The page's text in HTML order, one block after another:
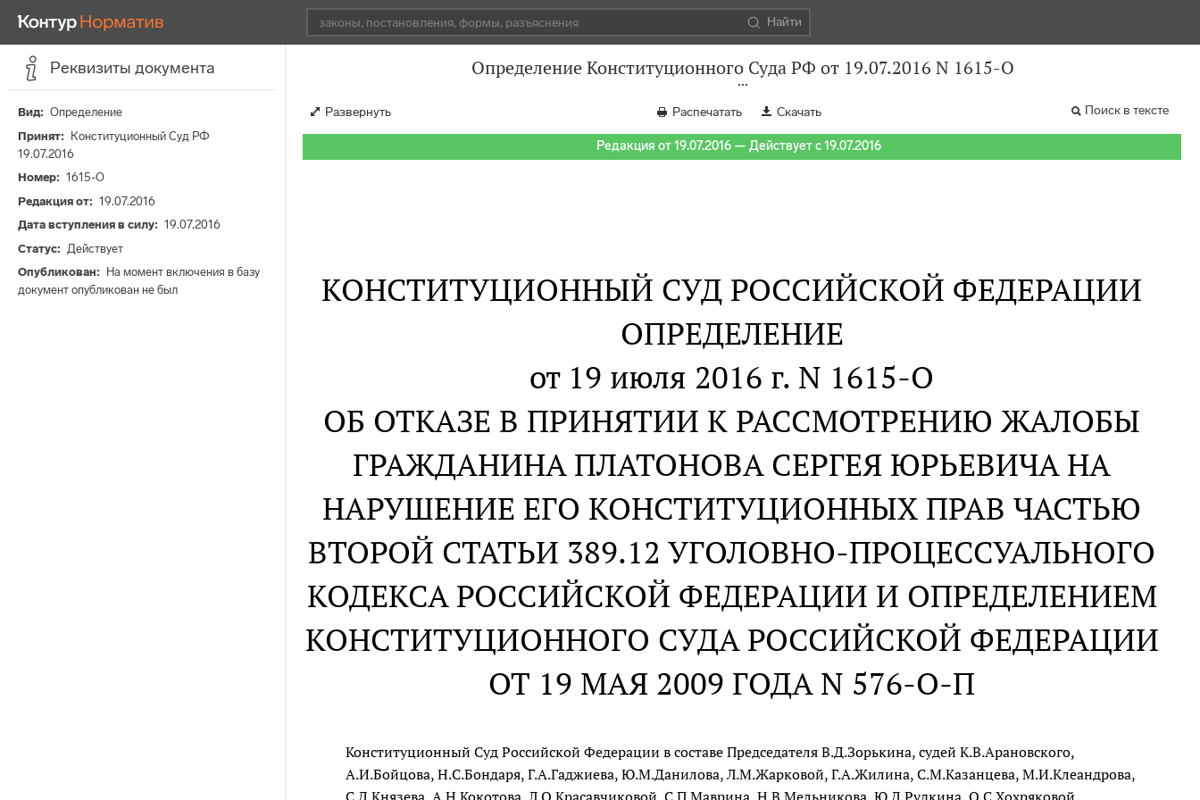
Найти
Реквизиты документа
Вид
Определение
Принят
Конституционный Суд РФ
19.07.2016
Номер
1615-О
Редакция от
19.07.2016
Дата вступления в силу
19.07.2016
Статус
Действует
Опубликован
На момент включения в базу
документ опубликован не был
Определение Конституционного Суда РФ от 19.07.2016 N 1615-О
Развернуть Распечатать Скачать Поиск в тексте
Редакция от 19.07.2016 — Действует с 19.07.2016
КОНСТИТУЦИОННЫЙ СУД РОССИЙСКОЙ ФЕДЕРАЦИИ
ОПРЕДЕЛЕНИЕ
от 19 июля 2016 г. N 1615-О
ОБ ОТКАЗЕ В ПРИНЯТИИ К РАССМОТРЕНИЮ ЖАЛОБЫ
ГРАЖДАНИНА ПЛАТОНОВА СЕРГЕЯ ЮРЬЕВИЧА НА
НАРУШЕНИЕ ЕГО КОНСТИТУЦИОННЫХ ПРАВ ЧАСТЬЮ
ВТОРОЙ СТАТЬИ 389.12 УГОЛОВНО-ПРОЦЕССУАЛЬНОГО
КОДЕКСА РОССИЙСКОЙ ФЕДЕРАЦИИ И ОПРЕДЕЛЕНИЕМ
КОНСТИТУЦИОННОГО СУДА РОССИЙСКОЙ ФЕДЕРАЦИИ
ОТ 19 МАЯ 2009 ГОДА N 576-О-П
Конституционный Суд Российской Федерации в составе Председателя В.Д.Зорькина, судей К.В.Арановского,
А.И.Бойцова, Н.С.Бондаря, Г.А.Гаджиева, Ю.М.Данилова, Л.М.Жарковой, Г.А.Жилина, С.М.Казанцева, М.И.Клеандрова,
С.Д.Князева, А.Н.Кокотова, Л.О.Красавчиковой, С.П.Маврина, Н.В.Мельникова, Ю.Д.Рудкина, О.С.Хохряковой,